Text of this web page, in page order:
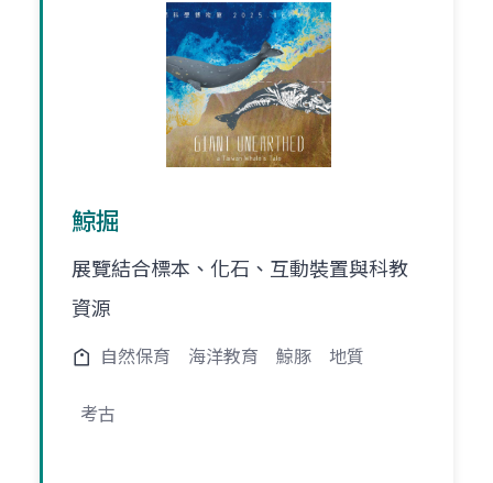
鯨掘
展覽結合標本、化石、互動裝置與科教
資源
自然保育 海洋教育 鯨豚 地質
考古